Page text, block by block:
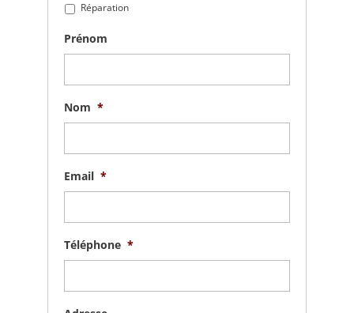
Réparation
Prénom
Nom *
Email *
Téléphone *